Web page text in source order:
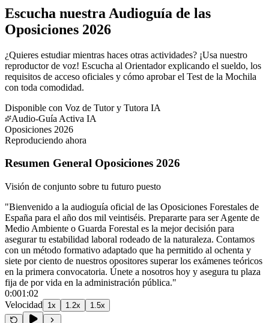
Escucha nuestra Audioguía de las
Oposiciones 2026
¿Quieres estudiar mientras haces otras actividades? ¡Usa nuestro
reproductor de voz! Escucha al Orientador explicando el sueldo, los
requisitos de acceso oficiales y cómo aprobar el Test de la Mochila
con toda comodidad.
Disponible con Voz de Tutor y Tutora IA
Audio-Guía Activa IA
Oposiciones 2026
Reproduciendo ahora
Resumen General Oposiciones 2026
Visión de conjunto sobre tu futuro puesto
"Bienvenido a la audioguía oficial de las Oposiciones Forestales de
España para el año dos mil veintiséis. Prepararte para ser Agente de
Medio Ambiente o Guarda Forestal es la mejor decisión para
asegurar tu estabilidad laboral rodeado de la naturaleza. Contamos
con un método formativo adaptado que ha permitido al ochenta y
siete por ciento de nuestros opositores superar los exámenes teóricos
en la primera convocatoria. Únete a nosotros hoy y asegura tu plaza
fija de por vida en la administración pública."
0:001:02
Velocidad
1x 1.2x 1.5x